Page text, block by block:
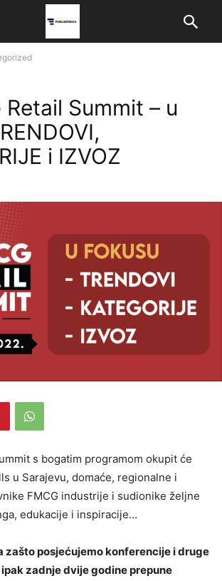
Retail Summit – u
i IZVOZ
s bogatim programom okupit će
u Sarajevu, domaće, regionalne i
FMCG industrije i sudionike željne
edukacije i inspiracije…
zašto posjećujemo konferencije i druge
zadnje dvije godine prepune